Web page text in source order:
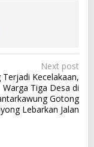
Next post
Terjadi Kecelakaan,
Warga Tiga Desa di
Gotong
Lebarkan Jalan